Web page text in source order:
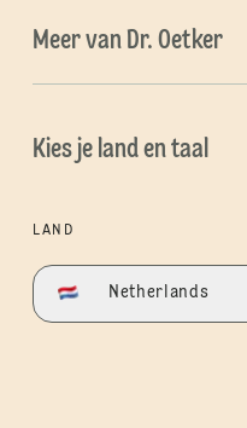
Meer van Dr. Oetker
Kies je land en taal
LAND
Netherlands